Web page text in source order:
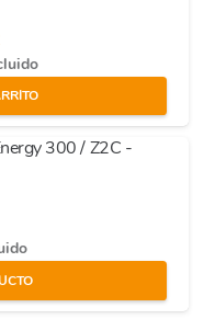
300 / Z2C -